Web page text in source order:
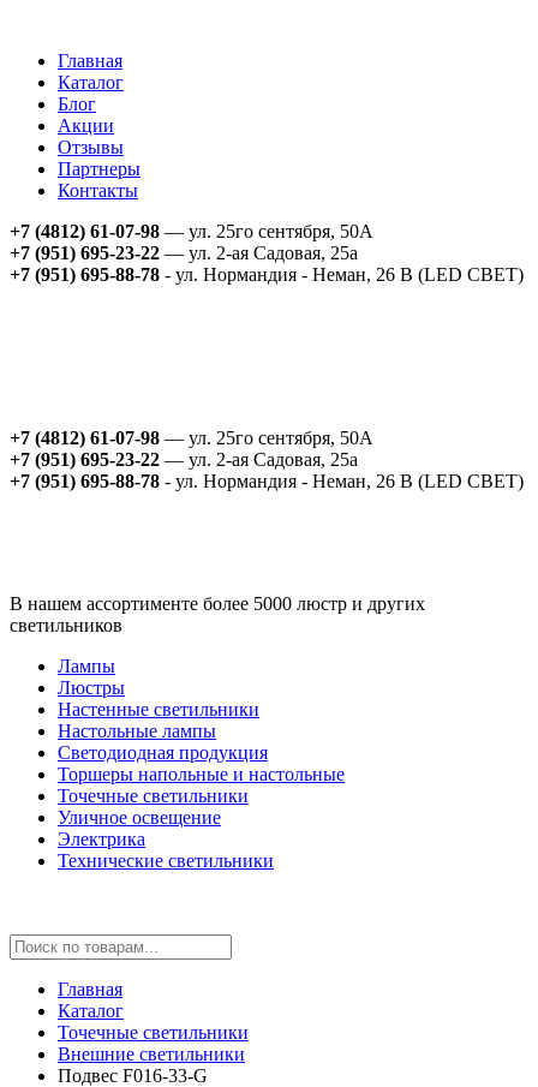
Главная
Каталог
Блог
Акции
Отзывы
Партнеры
Контакты
+7 (4812) 61-07-98 — ул. 25го сентября, 50А
+7 (951) 695-23-22 — ул. 2-ая Садовая, 25а
+7 (951) 695-88-78 - ул. Нормандия - Неман, 26 В (LED СВЕТ)
+7 (4812) 61-07-98 — ул. 25го сентября, 50А
+7 (951) 695-23-22 — ул. 2-ая Садовая, 25а
+7 (951) 695-88-78 - ул. Нормандия - Неман, 26 В (LED СВЕТ)
В нашем ассортименте более 5000 люстр и других
светильников
Лампы
Люстры
Настенные светильники
Настольные лампы
Светодиодная продукция
Торшеры напольные и настольные
Точечные светильники
Уличное освещение
Электрика
Технические светильники
Главная
Каталог
Точечные светильники
Внешние светильники
Подвес F016-33-G